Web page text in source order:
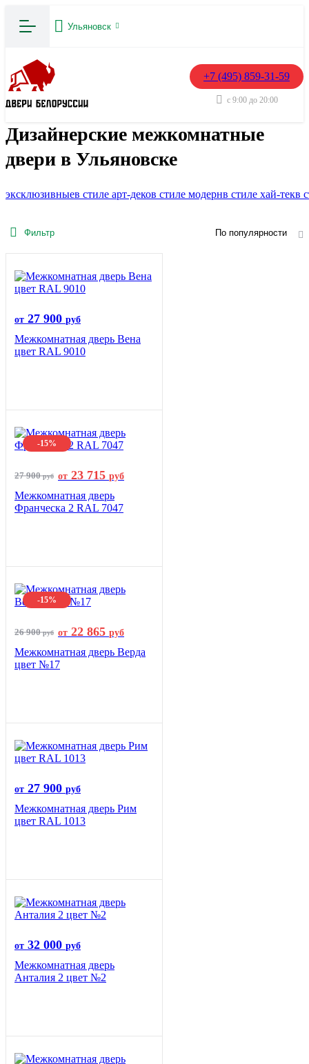
Ульяновск
+7 (495) 859-31-59
с 9:00 до 20:00
Дизайнерские межкомнатные
двери в Ульяновске
эксклюзивныев стиле арт-деков стиле модернв стиле хай-текв
Фильтр По популярности
от 27 900 руб
Межкомнатная дверь Вена
цвет RAL 9010
-15%
27 900руб от 23 715 руб
Межкомнатная дверь
Франческа 2 RAL 7047
-15%
26 900руб от 22 865 руб
Межкомнатная дверь Верда
цвет №17
от 27 900 руб
Межкомнатная дверь Рим
цвет RAL 1013
от 32 000 руб
Межкомнатная дверь
Анталия 2 цвет №2